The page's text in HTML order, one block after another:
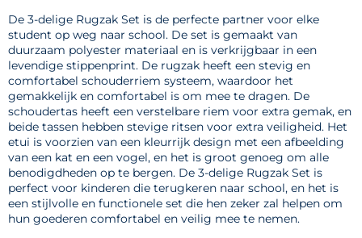
De 3-delige Rugzak Set is de perfecte partner voor elke
student op weg naar school. De set is gemaakt van
duurzaam polyester materiaal en is verkrijgbaar in een
levendige stippenprint. De rugzak heeft een stevig en
comfortabel schouderriem systeem, waardoor het
gemakkelijk en comfortabel is om mee te dragen. De
schoudertas heeft een verstelbare riem voor extra gemak, en
beide tassen hebben stevige ritsen voor extra veiligheid. Het
etui is voorzien van een kleurrijk design met een afbeelding
van een kat en een vogel, en het is groot genoeg om alle
benodigdheden op te bergen. De 3-delige Rugzak Set is
perfect voor kinderen die terugkeren naar school, en het is
een stijlvolle en functionele set die hen zeker zal helpen om
hun goederen comfortabel en veilig mee te nemen.